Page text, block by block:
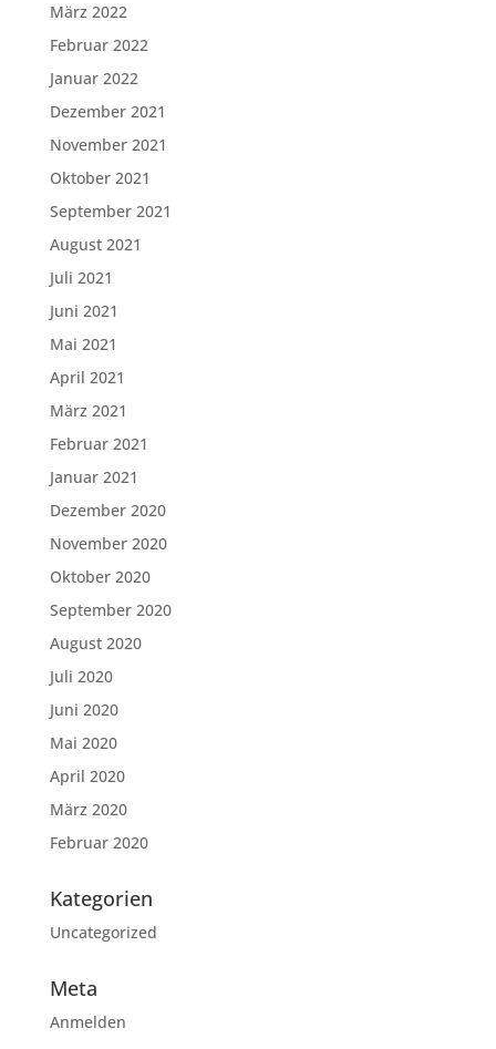
März 2022
Februar 2022
Januar 2022
Dezember 2021
November 2021
Oktober 2021
September 2021
August 2021
Juli 2021
Juni 2021
Mai 2021
April 2021
März 2021
Februar 2021
Januar 2021
Dezember 2020
November 2020
Oktober 2020
September 2020
August 2020
Juli 2020
Juni 2020
Mai 2020
April 2020
März 2020
Februar 2020
Kategorien
Uncategorized
Meta
Anmelden